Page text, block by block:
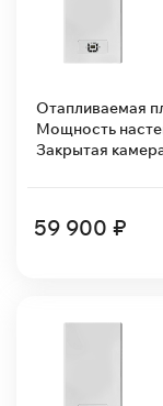
Отапливаемая
Мощность
Закрытая
59 900 ₽